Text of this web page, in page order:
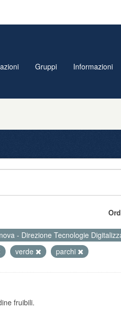
Gruppi Informazioni
- Direzione Tecnologie
verde parchi
fruibili.